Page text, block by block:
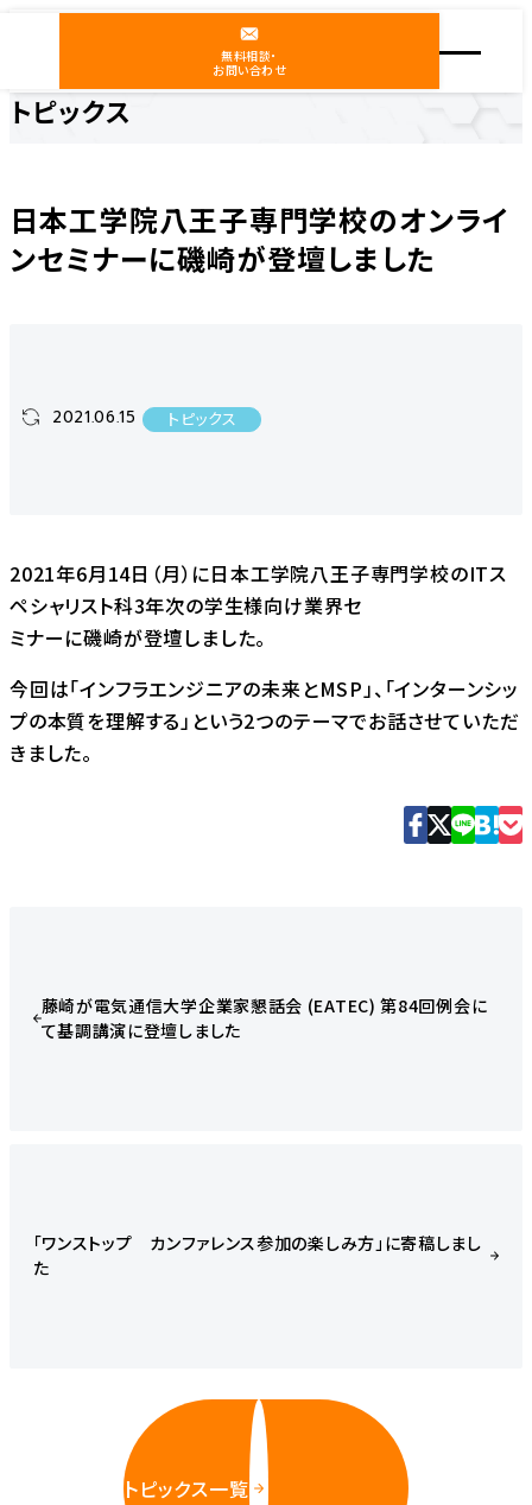
無料相談・
お問い合わせ
トピックス
日本工学院八王子専門学校のオンライ
ンセミナーに磯崎が登壇しました
2021.06.15 トピックス
2021年6月14日（月）に日本工学院八王子専門学校のITス
ペシャリスト科3年次の学生様向け業界セ
ミナーに磯崎が登壇しました。
今回は「インフラエンジニアの未来とMSP」、「インターンシッ
プの本質を理解する」という2つのテーマでお話させていただ
きました。
藤崎が電気通信大学企業家懇話会 (EATEC) 第84回例会に
て基調講演に登壇しました
「ワンストップ カンファレンス参加の楽しみ方」に寄稿しまし
た
トピックス一覧